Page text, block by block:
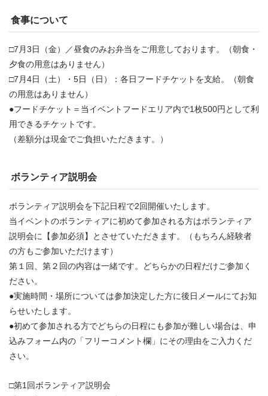
食事について
□7月3日（金）／昼食のみお弁当をご用意しております。（朝食・
夕食の用意はありません）
□7月4日（土）・5日（日）：各日フードチケットを支給。（朝食
の用意はありません）
●フードチケット＝当イベントフードエリア内で1枚500円として利
用できるチケットです。
（差額分は現金でご負担いただきます。）
ボランティア説明会
ボランティア説明会を下記日程で2回開催いたします。
当イベントのボランティアに初めて参加される方はボランティア
説明会に【参加必須】とさせていただきます。（もちろん経験者
の方もご参加いただけます）
第１回、第２回の内容は一緒です。どちらかの日程だけご参加く
ださい。
●実施時間・場所については参加決定した方に後日メールにてお知
らせいたします。
●初めて参加される方でどちらの日程にも参加が難しい場合は、申
込みフォーム内の「フリーコメント欄」にその理由をご入力くだ
さい。
□第1回ボランティア説明会